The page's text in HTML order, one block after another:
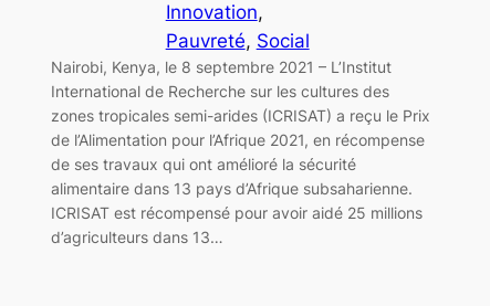
Innovation
Pauvreté, Social
Nairobi, Kenya, le 8 septembre 2021 – L’Institut
International de Recherche sur les cultures des
zones tropicales semi-arides (ICRISAT) a reçu le Prix
de l’Alimentation pour l’Afrique 2021, en récompense
de ses travaux qui ont amélioré la sécurité
alimentaire dans 13 pays d’Afrique subsaharienne.
ICRISAT est récompensé pour avoir aidé 25 millions
d’agriculteurs dans 13…